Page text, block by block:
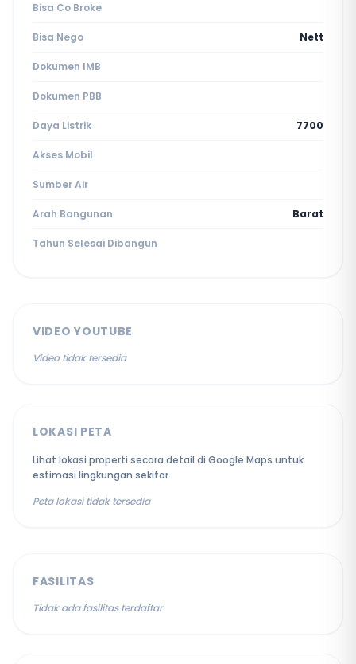
Bisa Co Broke
Bisa Nego Nett
Dokumen IMB
Dokumen PBB
Daya Listrik 7700
Akses Mobil
Sumber Air
Arah Bangunan Barat
Tahun Selesai Dibangun
VIDEO YOUTUBE
Video tidak tersedia
LOKASI PETA
Lihat lokasi properti secara detail di Google Maps untuk
estimasi lingkungan sekitar.
Peta lokasi tidak tersedia
FASILITAS
Tidak ada fasilitas terdaftar